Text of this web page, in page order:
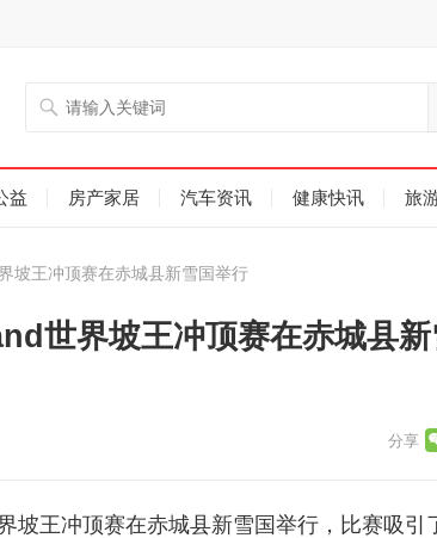
益 房产家居 汽车资讯 健康快讯 旅
坡王冲顶赛在赤城县新雪国举行
世界坡王冲顶赛在赤城县
坡王冲顶赛在赤城县新雪国举行，比赛吸引